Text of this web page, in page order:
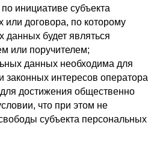
инициативе субъекта
договора, по которому
данных будет являться
или поручителем;
данных необходима для
законных интересов оператора
достижения общественно
что при этом не
субъекта персональных